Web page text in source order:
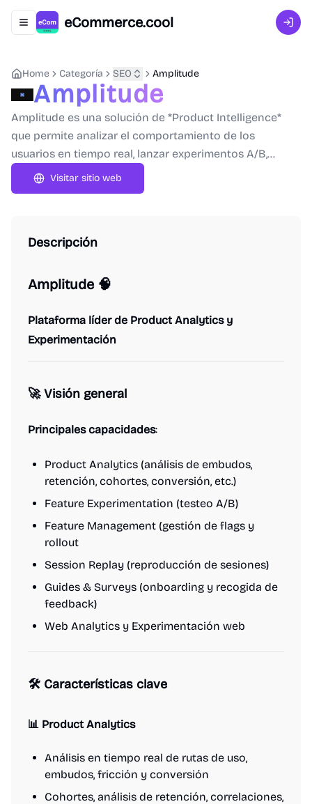
Abrir menú de navegación
eCommerce.cool
Home Categoría SEO Amplitude
Amplitude
Amplitude es una solución de *Product Intelligence*
que permite analizar el comportamiento de los
usuarios en tiempo real, lanzar experimentos A/B,...
Visitar sitio web
Descripción
Amplitude 🧠
Plataforma líder de Product Analytics y
Experimentación
🚀 Visión general
Principales capacidades:
Product Analytics (análisis de embudos,
retención, cohortes, conversión, etc.)
Feature Experimentation (testeo A/B)
Feature Management (gestión de flags y
rollout
Session Replay (reproducción de sesiones)
Guides & Surveys (onboarding y recogida de
feedback)
Web Analytics y Experimentación web
🛠 Características clave
📊 Product Analytics
Análisis en tiempo real de rutas de uso,
embudos, fricción y conversión
Cohortes, análisis de retención, correlaciones,